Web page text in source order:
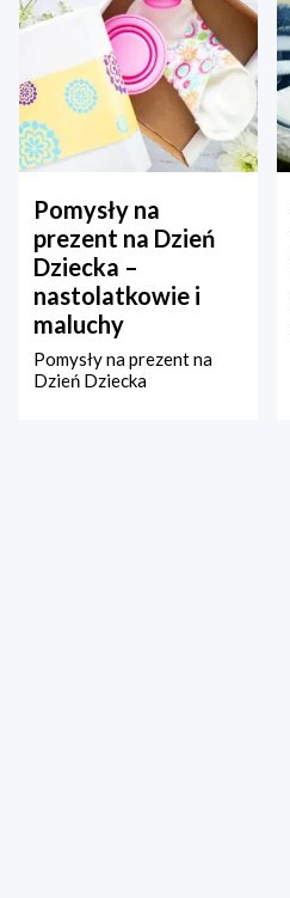
Pomysły na
prezent na Dzień
Dziecka –
nastolatkowie i
maluchy
Pomysły na prezent na
Dzień Dziecka